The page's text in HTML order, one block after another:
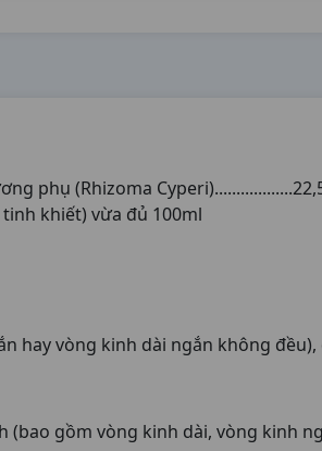
phụ (Rhizoma
khiết) vừa đủ 100ml
hay vòng kinh dài ngắn không
gồm vòng kinh dài, vòng kinh